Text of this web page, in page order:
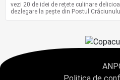
vezi 20 de idei de rețete culinare
dezlegare la pește din Postul